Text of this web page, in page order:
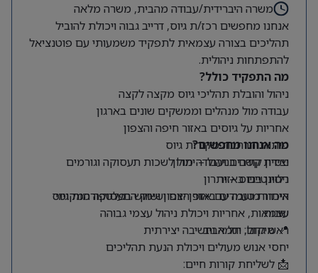
משרה היברידית/עבודה מהבית, משרה מלאה
אנחנו מחפשים רכז/ת גיוס, דרייב גבוה ויכולת להוביל
תהליכים בצורה עצמאית לתפקיד משמעותי עם פוטנציאל
להתפתחות ניהולית.
מה התפקיד כולל?
ניהול והובלת תהליכי גיוס מקצה לקצה
עבודה מול מנהלים וממשקים שונים בארגון
אחריות על גיוסים באזור חיפה והצפון
פיתוח והרחבת מקורות גיוס
יצירת קשרים ועבודה מול לשכות תעסוקה וגורמים
רלוונטיים באזור
איתור מועמדים באופן יזום ושימוש בפלטפורמות גיוס
שונות
מה אנחנו מחפשים?
ניסיון קודם בניהול – יתרון
ניסיון בגיוס – יתרון
היכרות טובה עם אזור הצפון ושוק התעסוקה המקומי
עצמאות, אחריות ויכולת ניהול עצמי גבוהה
ראש גדול, יוזמה וחשיבה יצירתית
יחסי אנוש מעולים ויכולת הנעת תהליכים
📍 מיקום: תל אביב
📩 לשליחת קורות חיים: